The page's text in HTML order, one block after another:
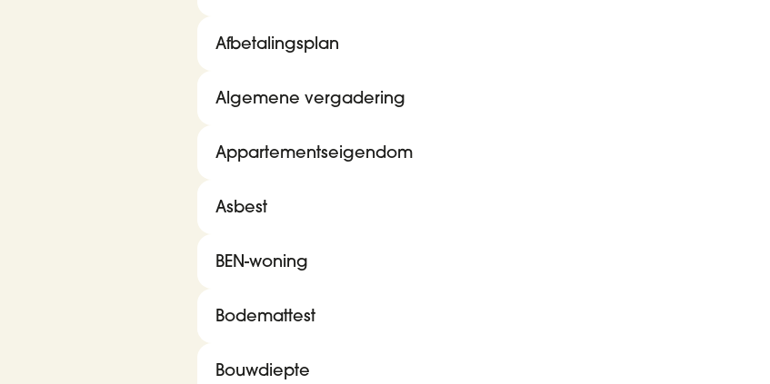
Afbetalingsplan
Algemene vergadering
Appartementseigendom
Asbest
BEN-woning
Bodemattest
Bouwdiepte